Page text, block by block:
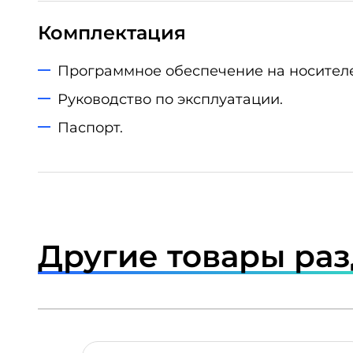
Комплектация
Программное обеспечение на
Руководство по эксплуатации.
Паспорт.
Другие товары